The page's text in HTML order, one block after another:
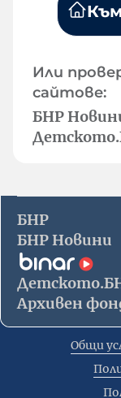
Или
сайтове:
БНР
БНР
БНР Новини
Архивен
Общи